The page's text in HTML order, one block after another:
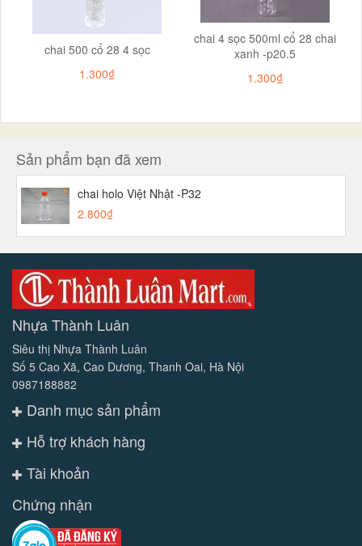
chai 500 cổ 28 4 sọc
1.300₫
chai 4 sọc 500ml cổ 28 chai
xanh -p20.5
1.300₫
Sản phẩm bạn đã xem
chai holo Việt Nhật -P32
2.800₫
Nhựa Thành Luân
Siêu thị Nhựa Thành Luân
Số 5 Cao Xã, Cao Dương, Thanh Oai, Hà Nội
0987188882
Danh mục sản phẩm
Hỗ trợ khách hàng
Tài khoản
Chứng nhận